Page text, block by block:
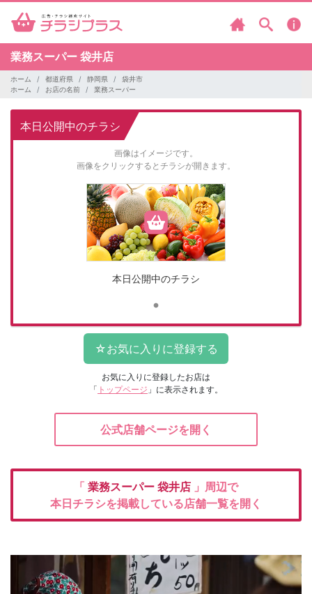
業務スーパー 袋井店
ホーム 都道府県 静岡県
袋井市
ホーム
お店の名前 業務スーパー
本日公開中のチラシ
画像はイメージです。
画像をクリックするとチラシが開きます。
本日公開中のチラシ
お気に入りに登録したお店は
「 トップページ 」に表示されます。
公式店舗ページを開く
「 業務スーパー 袋井店 」周辺で
本日チラシを掲載している店舗一覧を開く